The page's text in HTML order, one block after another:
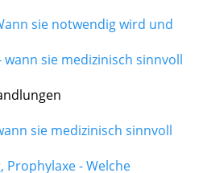
sie notwendig wird und
sie medizinisch sinnvoll